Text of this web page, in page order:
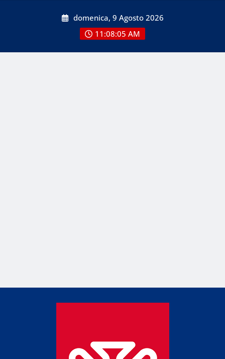
domenica, 9 Agosto 2026
11:08:05 AM